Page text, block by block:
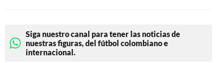
Siga nuestro canal para tener las noticias de
nuestras figuras, del fútbol colombiano e
internacional.